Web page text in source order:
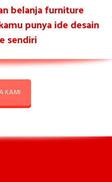
belanja furniture
punya ide desain
sendiri
KAMI